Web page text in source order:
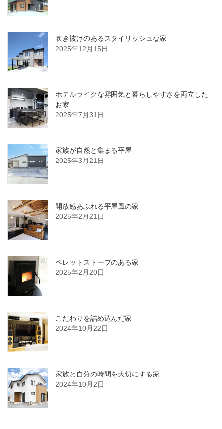
吹き抜けのあるスタイリッシュな家
2025年12月15日
ホテルライクな雰囲気と暮らしやすさを両立した
お家
2025年7月31日
家族が自然と集まる平屋
2025年3月21日
開放感あふれる平屋風の家
2025年2月21日
ペレットストーブのある家
2025年2月20日
こだわりを詰め込んだ家
2024年10月22日
家族と自分の時間を大切にする家
2024年10月2日